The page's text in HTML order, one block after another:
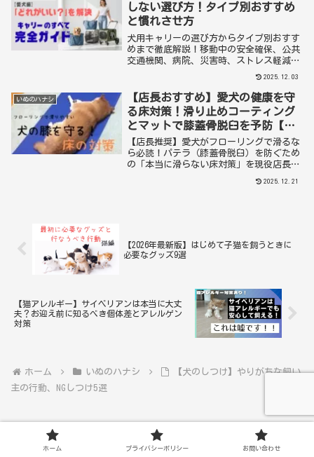
しない選び方！タイプ別おすすめ
と慣れさせ方
犬用キャリーの選び方からタイプ別おすす
めまで徹底解説！移動中の安全確保、公共
交通機関、病院、災害時、ストレス軽減な
2025.12.03
いぬのハナシ
【店長おすすめ】愛犬の健康を守
る床対策！滑り止めコーティング
とマットで膝蓋骨脱臼を予防【決
定版】
【店長推奨】愛犬がフローリングで滑るな
ら必読！パテラ（膝蓋骨脱臼）を防ぐため
の「本当に滑らない床対策」を現役店長が
ス、本格的なコーティングまで、愛犬の足
2025.12.21
【2026年最新版】はじめて子猫を飼うときに
必要なグッズ9選
【猫アレルギー】サイベリアンは本当に大丈
夫？お迎え前に知るべき個体差とアレルゲン
対策
ホーム いぬのハナシ
【犬のしつけ】やりがちな飼い
主の行動、NGしつけ5選
ホーム プライバシーポリシー お問い合わせ